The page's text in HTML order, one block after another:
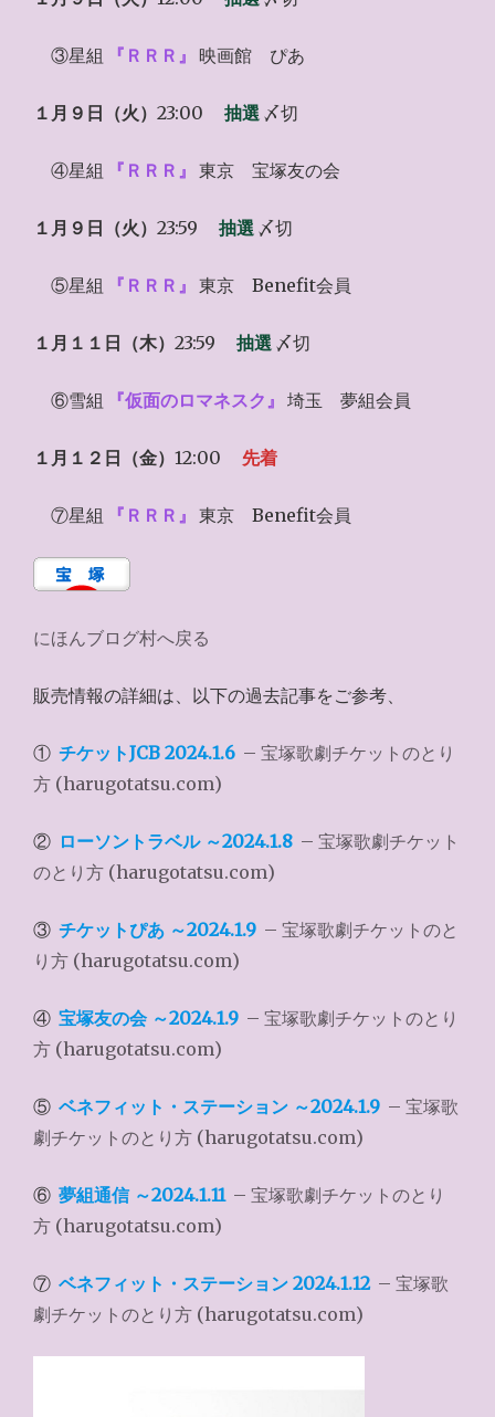
③星組 『ＲＲＲ』 映画館 ぴあ
１月９日（火） 23:00 抽選 〆切
④星組 『ＲＲＲ』 東京 宝塚友の会
１月９日（火） 23:59 抽選 〆切
⑤星組 『ＲＲＲ』 東京 Benefit会員
１月１１日（木） 23:59 抽選 〆切
⑥雪組 『仮面のロマネスク』 埼玉 夢組会員
１月１２日（金） 12:00 先着
⑦星組 『ＲＲＲ』 東京 Benefit会員
にほんブログ村へ戻る
販売情報の詳細は、以下の過去記事をご参考、
① チケットJCB 2024.1.6 – 宝塚歌劇チケットのとり
方 (harugotatsu.com)
② ローソントラベル ～2024.1.8 – 宝塚歌劇チケット
のとり方 (harugotatsu.com)
③ チケットぴあ ～2024.1.9 – 宝塚歌劇チケットのと
り方 (harugotatsu.com)
④ 宝塚友の会 ～2024.1.9 – 宝塚歌劇チケットのとり
方 (harugotatsu.com)
⑤ ベネフィット・ステーション ～2024.1.9 – 宝塚歌
劇チケットのとり方 (harugotatsu.com)
⑥ 夢組通信 ～2024.1.11 – 宝塚歌劇チケットのとり
方 (harugotatsu.com)
⑦ ベネフィット・ステーション 2024.1.12 – 宝塚歌
劇チケットのとり方 (harugotatsu.com)